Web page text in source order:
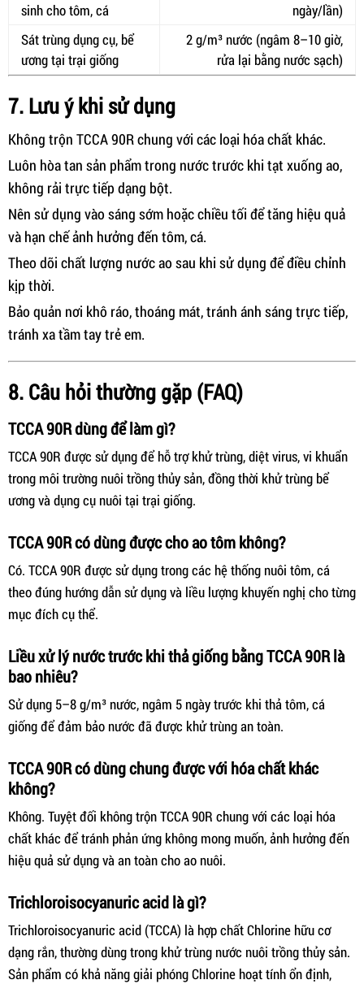
sinh cho tôm, cá
ngày/lần)
Sát trùng dụng cụ, bể
ương tại trại giống
2 g/m³ nước (ngâm 8–10 giờ,
rửa lại bằng nước sạch)
7. Lưu ý khi sử dụng
Không trộn TCCA 90R chung với các loại hóa chất khác.
Luôn hòa tan sản phẩm trong nước trước khi tạt xuống ao,
không rải trực tiếp dạng bột.
Nên sử dụng vào sáng sớm hoặc chiều tối để tăng hiệu quả
và hạn chế ảnh hưởng đến tôm, cá.
Theo dõi chất lượng nước ao sau khi sử dụng để điều chỉnh
kịp thời.
Bảo quản nơi khô ráo, thoáng mát, tránh ánh sáng trực tiếp,
tránh xa tầm tay trẻ em.
8. Câu hỏi thường gặp (FAQ)
TCCA 90R dùng để làm gì?
TCCA 90R được sử dụng để hỗ trợ khử trùng, diệt virus, vi khuẩn
trong môi trường nuôi trồng thủy sản, đồng thời khử trùng bể
ương và dụng cụ nuôi tại trại giống.
TCCA 90R có dùng được cho ao tôm không?
Có. TCCA 90R được sử dụng trong các hệ thống nuôi tôm, cá
theo đúng hướng dẫn sử dụng và liều lượng khuyến nghị cho từng
mục đích cụ thể.
Liều xử lý nước trước khi thả giống bằng TCCA 90R là
bao nhiêu?
Sử dụng 5–8 g/m³ nước, ngâm 5 ngày trước khi thả tôm, cá
giống để đảm bảo nước đã được khử trùng an toàn.
TCCA 90R có dùng chung được với hóa chất khác
không?
Không. Tuyệt đối không trộn TCCA 90R chung với các loại hóa
chất khác để tránh phản ứng không mong muốn, ảnh hưởng đến
hiệu quả sử dụng và an toàn cho ao nuôi.
Trichloroisocyanuric acid là gì?
Trichloroisocyanuric acid (TCCA) là hợp chất Chlorine hữu cơ
dạng rắn, thường dùng trong khử trùng nước nuôi trồng thủy sản.
Sản phẩm có khả năng giải phóng Chlorine hoạt tính ổn định,